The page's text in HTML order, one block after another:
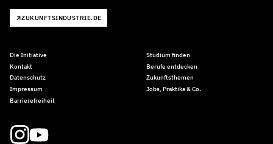
ZUKUNFTSINDUSTRIE.DE
Die Initiative
Kontakt
Datenschutz
Impressum
Barrierefreiheit
Studium finden
Berufe entdecken
Zukunftsthemen
Jobs, Praktika & Co.